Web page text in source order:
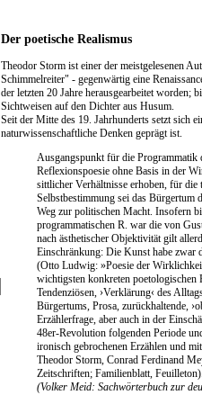
Der poetische Realismus
Theodor Storm ist einer der meistgelesenen
Schimmelreiter" - gegenwärtig eine
der letzten 20 Jahre herausgearbeitet worden;
Sichtweisen auf den Dichter aus Husum.
Seit der Mitte des 19. Jahrhunderts setzt sich
naturwissenschaftliche Denken geprägt ist.
Ausgangspunkt für die Programmatik
Reflexionspoesie ohne Basis in der
sittlicher Verhältnisse erhoben, für
Selbstbestimmung sei das Bürgertum
Weg zur politischen Macht. Insofern
programmatischen R. war die von
nach ästhetischer Objektivität gilt
Einschränkung: Die Kunst habe zwar
(Otto Ludwig: »Poesie der
wichtigsten konkreten poetologischen
Tendenziösen, ›Verklärung‹ des
Bürgertums, Prosa, zurückhaltende,
Erzählerfrage, aber auch in der
48er-Revolution folgenden Periode
ironisch gebrochenen Erzählen und
Theodor Storm, Conrad Ferdinand
Zeitschriften; Familienblatt, Feuilleton).
(Volker Meid: Sachwörterbuch zur